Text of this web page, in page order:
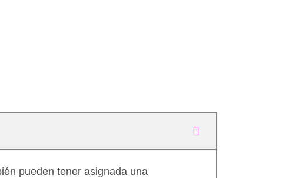
pueden tener asignada una